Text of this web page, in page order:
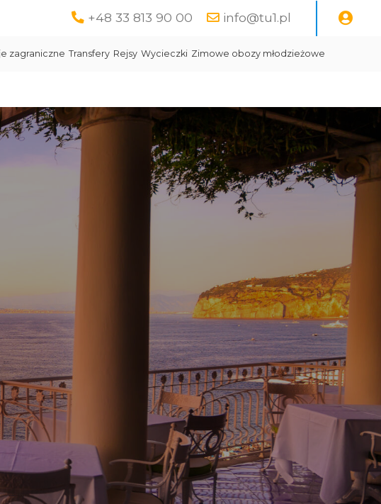
+48 33 813 90 00 info@tu1.pl
zagraniczne Transfery Rejsy Wycieczki Zimowe obozy młodzieżowe